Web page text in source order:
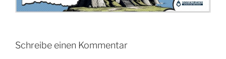
Schreibe einen Kommentar